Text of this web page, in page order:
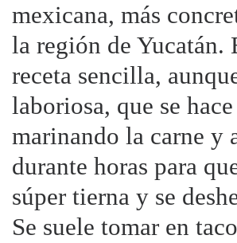
mexicana, más
la región de Yucatán.
receta sencilla,
laboriosa, que se hace
marinando la carne y
durante horas para
súper tierna y se
Se suele tomar en